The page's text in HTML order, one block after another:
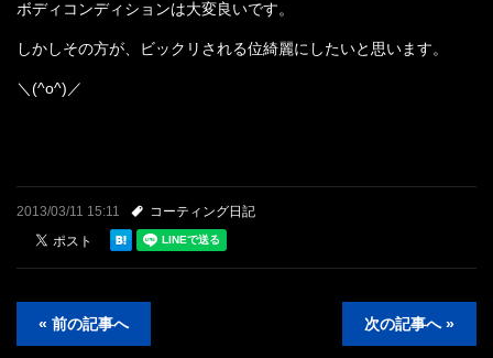
ボディコンディションは大変良いです。
しかしその方が、ビックリされる位綺麗にしたいと思います。
＼(^o^)／
2013/03/11 15:11 コーティング日記
« 前の記事へ 次の記事へ »